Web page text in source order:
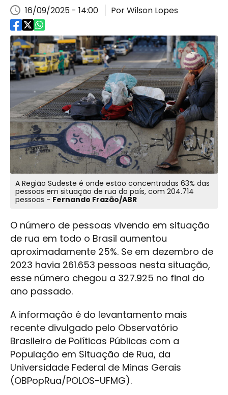
16/09/2025 - 14:00 Por Wilson Lopes
A Região Sudeste é onde estão concentradas 63% das
pessoas em situação de rua do país, com 204.714
pessoas - Fernando Frazão/ABR
O número de pessoas vivendo em situação
de rua em todo o Brasil aumentou
aproximadamente 25%. Se em dezembro de
2023 havia 261.653 pessoas nesta situação,
esse número chegou a 327.925 no final do
ano passado.
A informação é do levantamento mais
recente divulgado pelo Observatório
Brasileiro de Políticas Públicas com a
População em Situação de Rua, da
Universidade Federal de Minas Gerais
(OBPopRua/POLOS-UFMG).